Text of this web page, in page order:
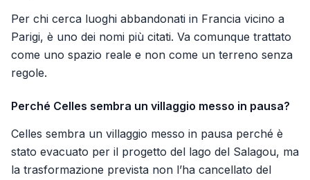
Per chi cerca luoghi abbandonati in Francia vicino a
Parigi, è uno dei nomi più citati. Va comunque trattato
come uno spazio reale e non come un terreno senza
regole.
Perché Celles sembra un villaggio messo in pausa?
Celles sembra un villaggio messo in pausa perché è
stato evacuato per il progetto del lago del Salagou, ma
la trasformazione prevista non l’ha cancellato del